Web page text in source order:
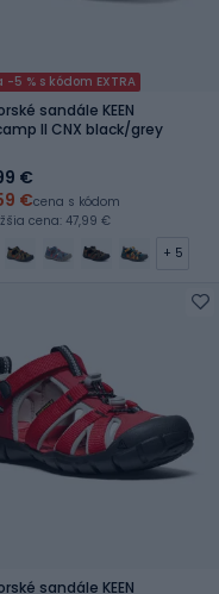
-5 % s kódom EXTRA
sandále KEEN
II CNX black/grey
€
€cena s kódom
cena: 47,99 €
+ 5
sandále KEEN